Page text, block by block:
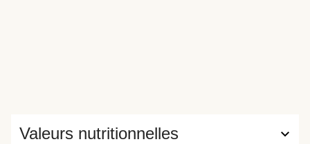
Valeurs nutritionnelles